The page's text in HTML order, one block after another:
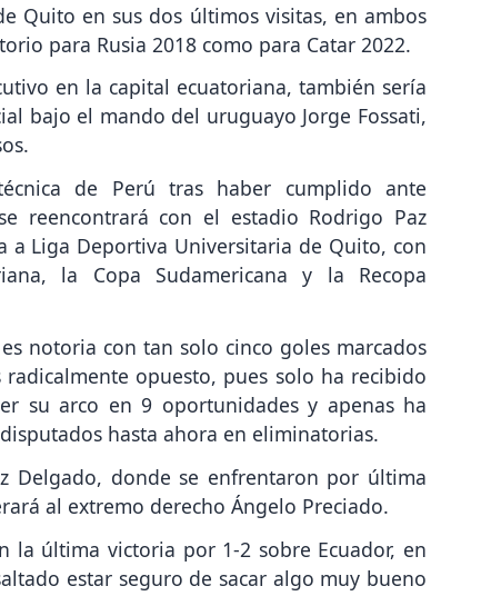
Quito en sus dos últimos visitas, en ambos
para Rusia 2018 como para Catar 2022.
en la capital ecuatoriana, también sería
bajo el mando del uruguayo Jorge Fossati,
de Perú tras haber cumplido ante
reencontrará con el estadio Rodrigo Paz
Liga Deportiva Universitaria de Quito, con
la Copa Sudamericana y la Recopa
notoria con tan solo cinco goles marcados
opuesto, pues solo ha recibido
su arco en 9 oportunidades y apenas ha
hasta ahora en eliminatorias.
Delgado, donde se enfrentaron por última
al extremo derecho Ángelo Preciado.
última victoria por 1-2 sobre Ecuador, en
estar seguro de sacar algo muy bueno